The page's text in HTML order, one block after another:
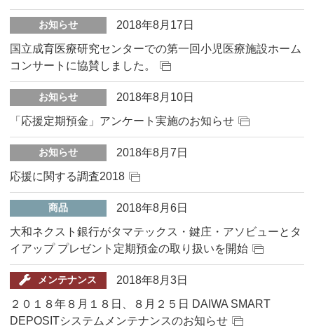
お知らせ
2018年8月17日
国立成育医療研究センターでの第一回小児医療施設ホーム
コンサートに協賛しました。
お知らせ
2018年8月10日
「応援定期預金」アンケート実施のお知らせ
お知らせ
2018年8月7日
応援に関する調査2018
商品
2018年8月6日
大和ネクスト銀行がタマテックス・鍵庄・アソビューとタ
イアップ プレゼント定期預金の取り扱いを開始
メンテナンス
2018年8月3日
２０１８年８月１８日、８月２５日 DAIWA SMART
DEPOSITシステムメンテナンスのお知らせ